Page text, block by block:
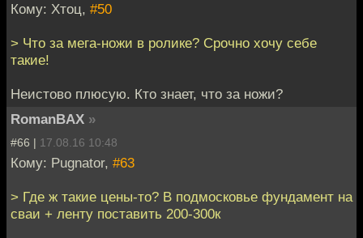
Кому: Хтоц, #50
> Что за мега-ножи в ролике? Срочно хочу себе
такие!
Неистово плюсую. Кто знает, что за ножи?
RomanBAX »
#66 | 17.08.16 10:48
Кому: Pugnator, #63
> Где ж такие цены-то? В подмосковье фундамент на
сваи + ленту поставить 200-300к